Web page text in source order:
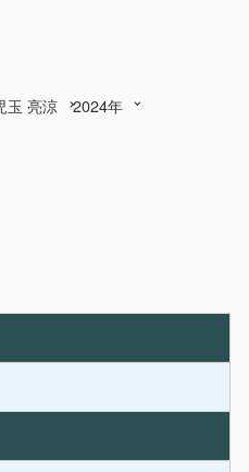
玉 亮涼 2024年